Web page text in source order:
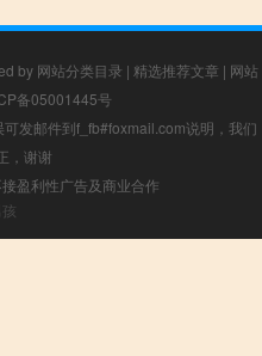
by 网站分类目录 | 精选推荐文章 | 网站
备05001445号
发邮件到f_fb#foxmail.com说明，我们
，谢谢
盈利性广告及商业合作